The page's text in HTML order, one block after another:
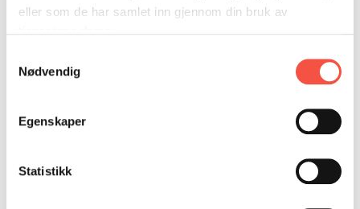
eller som de har samlet inn gjennom din bruk av
Nødvendig
Egenskaper
Statistikk
Messa legg vekt på det særeigne ved handarbeid,
og du vil finne mange spanande utstillarar med
strikk, smykke, quilting, tre-arbeid, hekl og
etasjar. I år kan du også sikre deg nydelig